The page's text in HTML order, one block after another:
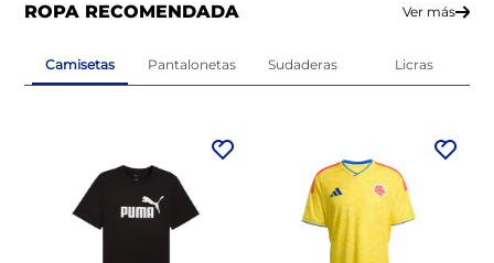
ROPA RECOMENDADA Ver más
Camisetas Pantalonetas Sudaderas Licras